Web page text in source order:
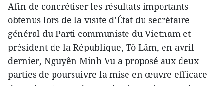
Afin de concrétiser les résultats importants
obtenus lors de la visite d’État du secrétaire
général du Parti communiste du Vietnam et
président de la République, Tô Lâm, en avril
dernier, Nguyên Minh Vu a proposé aux deux
parties de poursuivre la mise en œuvre efficace